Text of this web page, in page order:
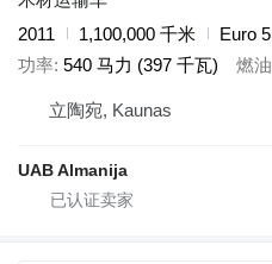
2011
1,100,000 千米
Euro 5
功率 540 马力 (397 千瓦) 燃油
立陶宛, Kaunas
UAB Almanija